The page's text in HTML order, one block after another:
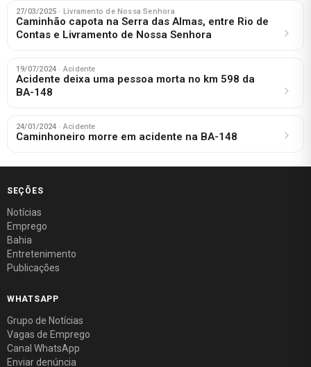
27/03/2025 · Livramento de Nossa Senhora
Caminhão capota na Serra das Almas, entre Rio de
Contas e Livramento de Nossa Senhora
19/07/2024 · Acidente
Acidente deixa uma pessoa morta no km 598 da
BA-148
24/01/2024 · Acidente
Caminhoneiro morre em acidente na BA-148
SEÇÕES
Notícias
Emprego
Bahia
Entretenimento
Publicações
WHATSAPP
Grupo de Notícias
Vagas de Emprego
Canal WhatsApp
Enviar denúncia